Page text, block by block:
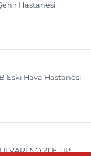
Hastanesi
Eski Hava Hastanesi
NO:21 E TIP